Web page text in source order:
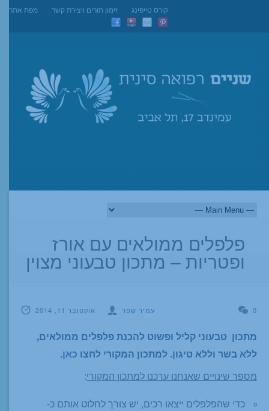
מפת אתר זימון תורים ויצירת קשר קורס טייפינג
פלפלים ממולאים עם אורז
ופטריות – מתכון טבעוני מצוין
אוקטובר 11, 2014 עמיר שפר 0
מתכון טבעוני קליל ופשוט להכנת פלפלים ממולאים,
ללא בשר וללא טיגון. למתכון המקורי לחצו כאן.
מספר שינויים שאנחנו ערכנו למתכון המקורי:
כדי שהפלפלים ייצאו רכים, יש צורך לחלוט אותם כ-